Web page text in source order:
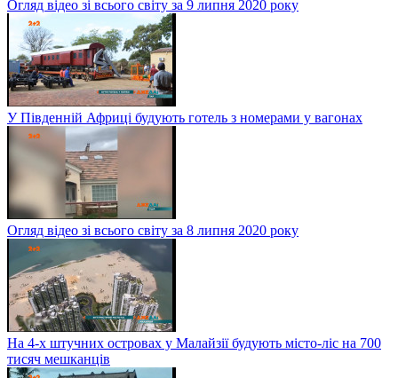
Огляд відео зі всього світу за 9 липня 2020 року
У Південній Африці будують готель з номерами у вагонах
Огляд відео зі всього світу за 8 липня 2020 року
На 4-х штучних островах у Малайзії будують місто-ліс на 700
тисяч мешканців